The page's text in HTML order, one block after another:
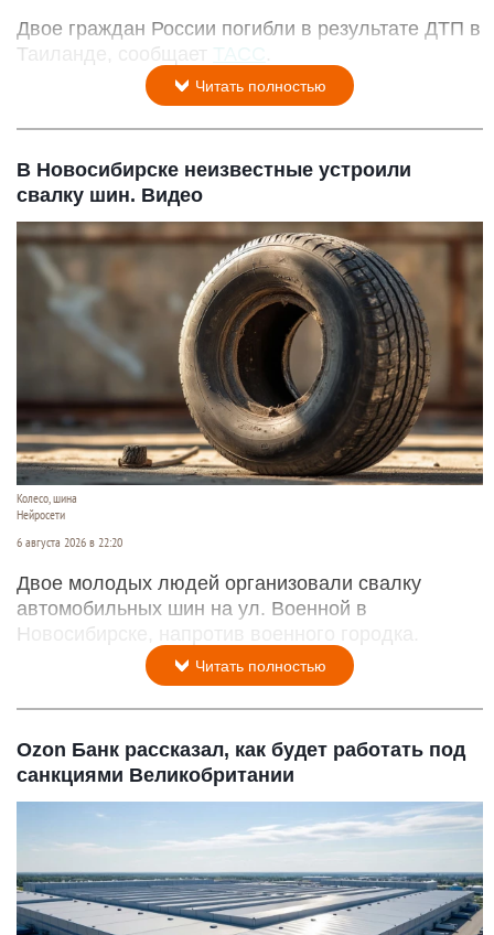
Двое граждан России погибли в результате ДТП в
Таиланде, сообщает ТАСС
Читать полностью
В Новосибирске неизвестные устроили
свалку шин. Видео
Колесо, шина
Нейросети
6 августа 2026 в 22:20
Двое молодых людей организовали свалку
автомобильных шин на ул. Военной в
Новосибирске, напротив военного городка.
Читать полностью
Ozon Банк рассказал, как будет работать под
санкциями Великобритании